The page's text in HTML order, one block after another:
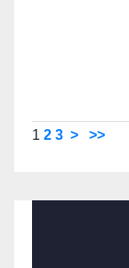
1 2 3 > >>